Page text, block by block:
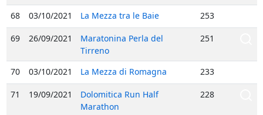
68 03/10/2021 La Mezza tra le Baie 253
69 26/09/2021
Maratonina Perla del
Tirreno
251
70 03/10/2021 La Mezza di Romagna 233
71 19/09/2021
Dolomitica Run Half
Marathon
228